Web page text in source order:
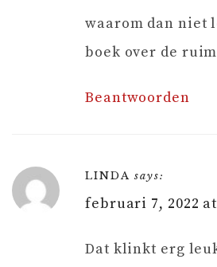
waarom dan niet
boek over de
Beantwoorden
LINDA says:
februari 7, 2022
Dat klinkt erg